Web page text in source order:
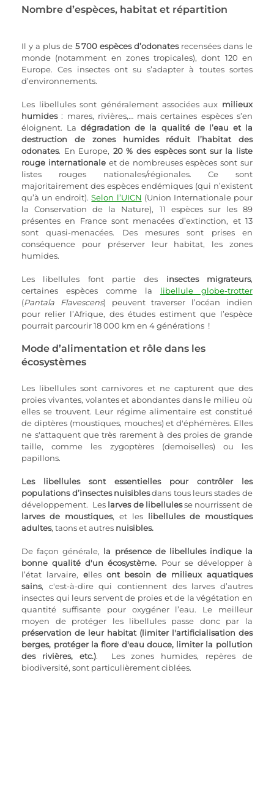
Nombre d’espèces, habitat et répartition
Il y a plus de 5 700 espèces d’odonates recensées dans le
monde (notamment en zones tropicales), dont 120 en
Europe. Ces insectes ont su s’adapter à toutes sortes
d’environnements.
Les libellules sont généralement associées aux milieux
humides : mares, rivières,… mais certaines espèces s’en
éloignent. La dégradation de la qualité de l’eau et la
destruction de zones humides réduit l’habitat des
odonates. En Europe, 20 % des espèces sont sur la liste
rouge internationale et de nombreuses espèces sont sur
listes rouges nationales/régionales. Ce sont
majoritairement des espèces endémiques (qui n’existent
qu’à un endroit). Selon l’UICN (Union Internationale pour
la Conservation de la Nature), 11 espèces sur les 89
présentes en France sont menacées d’extinction, et 13
sont quasi-menacées. Des mesures sont prises en
conséquence pour préserver leur habitat, les zones
humides.
Les libellules font partie des insectes migrateurs,
certaines espèces comme la libellule globe-trotter
(Pantala Flavescens) peuvent traverser l’océan indien
pour relier l’Afrique, des études estiment que l’espèce
pourrait parcourir 18 000 km en 4 générations  !
Mode d’alimentation et rôle dans les
écosystèmes
Les libellules sont carnivores et ne capturent que des
proies vivantes, volantes et abondantes dans le milieu où
elles se trouvent. Leur régime alimentaire est constitué
de diptères (moustiques, mouches) et d'éphémères. Elles
ne s'attaquent que très rarement à des proies de grande
taille, comme les zygoptères (demoiselles) ou les
papillons.
Les libellules sont essentielles pour contrôler les
populations d’insectes nuisibles dans tous leurs stades de
développement.  Les larves de libellules
se nourrissent de
larves de moustiques, et les libellules de moustiques
adultes, taons et autres nuisibles.
De façon générale, la présence de libellules indique la
bonne qualité d'un écosystème. Pour se développer à
l’état larvaire, elles ont besoin de milieux aquatiques
sains, c'est-à-dire qui contiennent des larves d’autres
insectes qui leurs servent de proies et de la végétation en
quantité suffisante pour oxygéner l’eau. Le meilleur
préservation de leur habitat (limiter l'artificialisation des
berges, protéger la flore d'eau douce, limiter la pollution
des rivières, etc.).  Les zones humides, repères de
biodiversité, sont particulièrement ciblées.